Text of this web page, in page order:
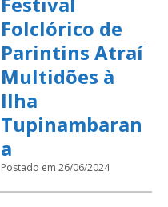
Folclórico de
Parintins Atraí
Multidões à
Ilha
Tupinambaran
a
Postado em 26/06/2024